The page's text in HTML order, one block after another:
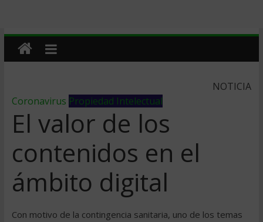
NOTICIA
Coronavirus Propiedad Intelectual
El valor de los
contenidos en el
ámbito digital
Con motivo de la contingencia sanitaria, uno de los temas